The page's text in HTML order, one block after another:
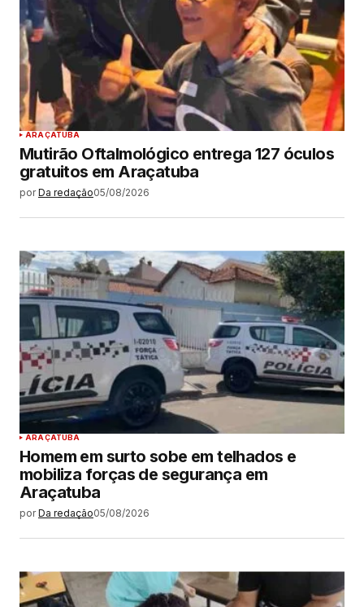
ARAÇATUBA
Mutirão Oftalmológico entrega 127 óculos
gratuitos em Araçatuba
por Da redação05/08/2026
ARAÇATUBA
Homem em surto sobe em telhados e
mobiliza forças de segurança em
Araçatuba
por Da redação05/08/2026